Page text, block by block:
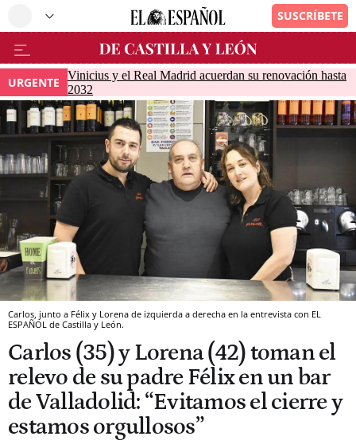
URGENTE
Vinicius y el Real Madrid acuerdan su renovación hasta
2032
Carlos, junto a Félix y Lorena de izquierda a derecha en la entrevista con EL
ESPAÑOL de Castilla y León.
Carlos (35) y Lorena (42) toman el
relevo de su padre Félix en un bar
de Valladolid: “Evitamos el cierre y
estamos orgullosos”